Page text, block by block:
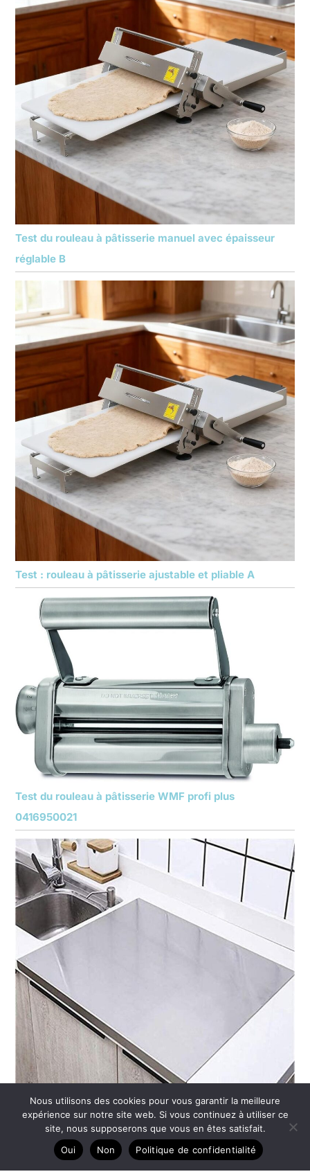
Test du rouleau à pâtisserie manuel avec épaisseur
réglable B
Test : rouleau à pâtisserie ajustable et pliable A
Test du rouleau à pâtisserie WMF profi plus
0416950021
Test : planche à découper RPixc extra large en acier
inoxydable
Nous utilisons des cookies pour vous garantir la meilleure
expérience sur notre site web. Si vous continuez à utiliser ce
site, nous supposerons que vous en êtes satisfait.
Oui
Non Politique de confidentialité